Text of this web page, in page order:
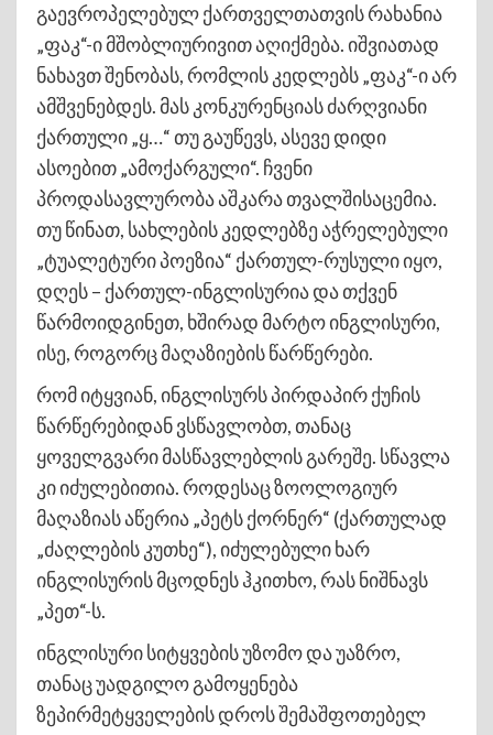
გაევროპელებულ ქართველთათვის რახანია
„ფაკ“-ი მშობლიურივით აღიქმება. იშვიათად
ნახავთ შენობას, რომლის კედლებს „ფაკ“-ი არ
ამშვენებდეს. მას კონკურენციას ძარღვიანი
ქართული „ყ…“ თუ გაუწევს, ასევე დიდი
ასოებით „ამოქარგული“. ჩვენი
პროდასავლურობა აშკარა თვალშისაცემია.
თუ წინათ, სახლების კედლებზე აჭრელებული
„ტუალეტური პოეზია“ ქართულ-რუსული იყო,
დღეს – ქართულ-ინგლისურია და თქვენ
წარმოიდგინეთ, ხშირად მარტო ინგლისური,
ისე, როგორც მაღაზიების წარწერები.
რომ იტყვიან, ინგლისურს პირდაპირ ქუჩის
წარწერებიდან ვსწავლობთ, თანაც
ყოველგვარი მასწავლებლის გარეშე. სწავლა
კი იძულებითია. როდესაც ზოოლოგიურ
მაღაზიას აწერია „პეტს ქორნერ“ (ქართულად
„ძაღლების კუთხე“), იძულებული ხარ
ინგლისურის მცოდნეს ჰკითხო, რას ნიშნავს
„პეთ“-ს.
ინგლისური სიტყვების უზომო და უაზრო,
თანაც უადგილო გამოყენება
ზეპირმეტყველების დროს შემაშფოთებელ